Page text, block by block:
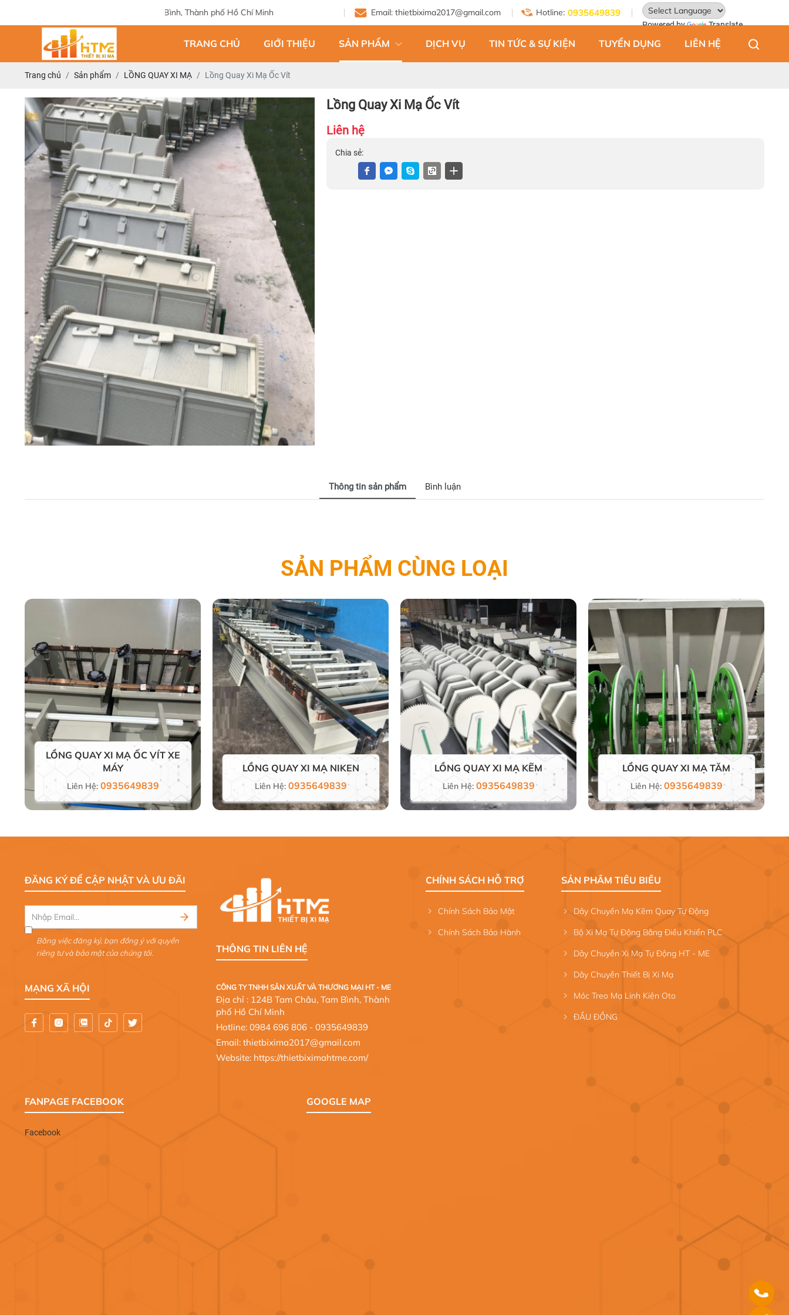
Địa chỉ: 124 Tam Châu, Tam Bình, Thành phố Hồ Chí Minh Email: thietbixima2017@gmail.com Hotline: 0935649839
Powered by Translate
TRANG CHỦ GIỚI THIỆU SẢN PHẨM DỊCH VỤ TIN TỨC & SỰ KIỆN TUYỂN DỤNG LIÊN HỆ
Trang chủ Sản phẩm LỒNG QUAY XI MẠ Lồng Quay Xi Mạ Ốc Vít
Lồng Quay Xi Mạ Ốc Vít
Liên hệ
Chia sẻ:
Thông tin sản phẩm Bình luận
SẢN PHẨM CÙNG LOẠI
LỒNG QUAY XI MẠ ỐC VÍT XE
MÁY
Liên Hệ: 0935649839
LỒNG QUAY XI MẠ NIKEN
Liên Hệ: 0935649839
LỒNG QUAY XI MẠ KẼM
Liên Hệ: 0935649839
LỒNG QUAY XI MẠ TĂM
Liên Hệ: 0935649839
ĐĂNG KÝ ĐỂ CẬP NHẬT VÀ ƯU ĐÃI
Bằng việc đăng ký, bạn đồng ý với quyền
riêng tư và bảo mật của chúng tôi.
MẠNG XÃ HỘI
THÔNG TIN LIÊN HỆ
CÔNG TY TNHH SẢN XUẤT VÀ THƯƠNG MẠI HT - ME
Địa chỉ : 124B Tam Châu, Tam Bình, Thành
phố Hồ Chí Minh
Hotline: 0984 696 806- 0935649839
Email: thietbixima2017@gmail.com
Website: https://thietbiximahtme.com/
CHÍNH SÁCH HỖ TRỢ
Chính Sách Bảo Mật
Chính Sách Bảo Hành
SẢN PHẨM TIÊU BIỂU
Dây Chuyền Mạ Kẽm Quay Tự Động
Bộ Xi Mạ Tự Động Bằng Điều Khiển PLC
Dây Chuyền Xi Mạ Tự Động HT - ME
Dây Chuyền Thiết Bị Xi Mạ
Móc Treo Mạ Linh Kiện Oto
ĐẦU ĐỒNG
FANPAGE FACEBOOK
Facebook
GOOGLE MAP